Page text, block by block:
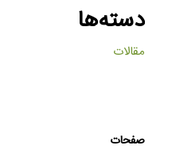
دسته‌ها
مقالات
صفحات